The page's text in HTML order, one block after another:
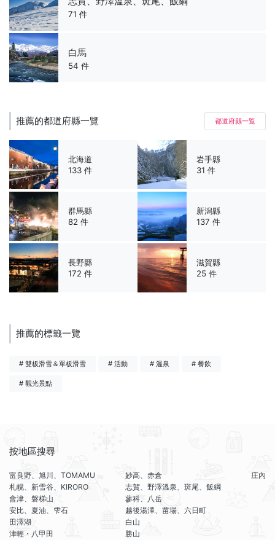
71 件
白馬
54 件
推薦的都道府縣一覽 都道府縣一覧
北海道
133 件
岩手縣
31 件
群馬縣
82 件
新潟縣
137 件
長野縣
172 件
滋賀縣
25 件
推薦的標籤一覽
# 雙板滑雪＆單板滑雪 # 活動 # 溫泉 # 餐飲
# 觀光景點
按地區搜尋
富良野、旭川、TOMAMU
札幌、新雪谷、KIRORO
會津、磐梯山
安比、夏油、雫石
田澤湖
津輕・八甲田
妙高、赤倉
志賀、野澤溫泉、斑尾、飯綱
蓼科、八岳
越後湯澤、苗場、六日町
白山
勝山
庄內